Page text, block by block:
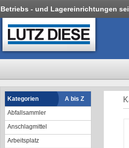
Betriebs - und Lagereinrichtungen
Kategorien
A bis Z
Abfallsammler
Anschlagmittel
Arbeitsplatz